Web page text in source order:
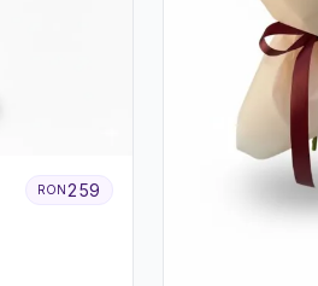
RON 259